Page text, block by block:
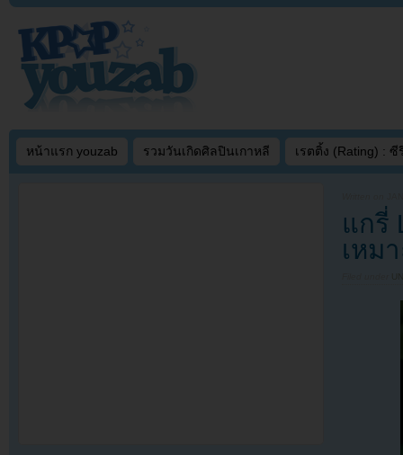
หน้าแรก youzab รวมวันเกิดศิลปินเกาหลี เรตติ้ง (Rating) : ซี
แกรี่
เหม